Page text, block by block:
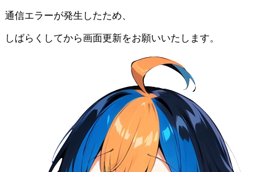
通信エラーが発生したため、
しばらくしてから画面更新をお願いいたします。